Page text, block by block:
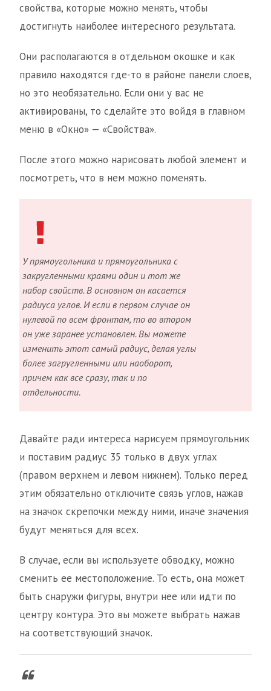
свойства, которые можно менять, чтобы
достигнуть наиболее интересного результата.
Они располагаются в отдельном окошке и как
правило находятся где-то в районе панели слоев,
но это необязательно. Если они у вас не
активированы, то сделайте это войдя в главном
меню в «Окно» — «Свойства».
После этого можно нарисовать любой элемент и
посмотреть, что в нем можно поменять.
У прямоугольника и прямоугольника с
закругленными краями один и тот же
набор свойств. В основном он касается
радиуса углов. И если в первом случае он
нулевой по всем фронтам, то во втором
он уже заранее установлен. Вы можете
изменить этот самый радиус, делая углы
более загругленными или наоборот,
причем как все сразу, так и по
отдельности.
Давайте ради интереса нарисуем прямоугольник
и поставим радиус 35 только в двух углах
(правом верхнем и левом нижнем). Только перед
этим обязательно отключите связь углов, нажав
на значок скрепочки между ними, иначе значения
будут меняться для всех.
В случае, если вы используете обводку, можно
сменить ее местоположение. То есть, она может
быть снаружи фигуры, внутри нее или идти по
центру контура. Это вы можете выбрать нажав
на соответствующий значок.